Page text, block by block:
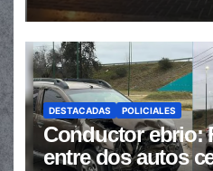
DESTACADAS POLICIALES
Conductor ebrio:
entre dos autos